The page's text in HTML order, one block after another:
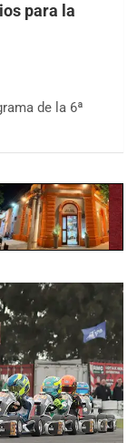
para la
de la 6ª